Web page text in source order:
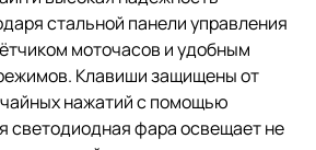
стальной панели управления
моточасов и удобным
Клавиши защищены от
нажатий с помощью
светодиодная фара освещает не